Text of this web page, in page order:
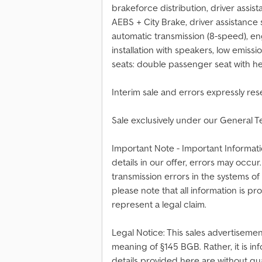
brakeforce distribution, driver
AEBS + City Brake, driver
automatic transmission (8-speed),
installation with speakers, low
seats: double passenger seat with
Interim sale and errors expressly
Sale exclusively under our General
Important Note - Important
details in our offer, errors may
transmission errors in the systems
please note that all information is
represent a legal claim.
Legal Notice: This sales
meaning of §145 BGB. Rather, it is